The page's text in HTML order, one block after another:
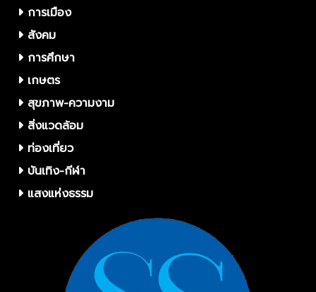
การเมือง
สังคม
การศึกษา
เกษตร
สุขภาพ-ความงาม
สิ่งแวดล้อม
ท่องเที่ยว
บันเทิง-กีฬา
แสงแห่งธรรม